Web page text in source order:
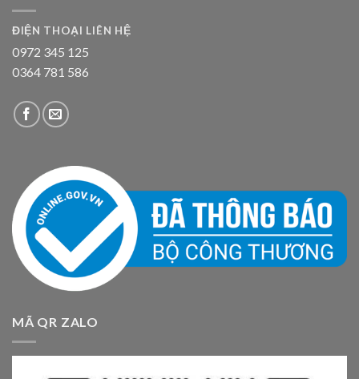
ĐIỆN THOẠI LIÊN HỆ
0972 345 125
0364 781 586
MÃ QR ZALO